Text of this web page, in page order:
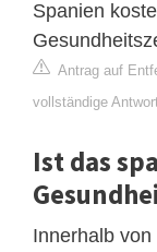
Spanien
Antrag auf
vollständige
Ist das
Innerhalb